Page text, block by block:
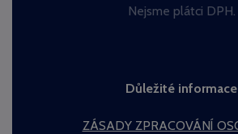
Nejsme plátci DPH.
Důležité informace
ZÁSADY ZPRACOVÁNÍ